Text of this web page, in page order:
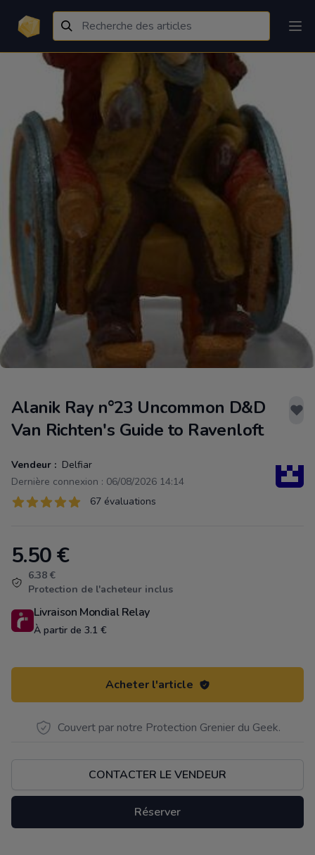
Alanik Ray n°23 Uncommon D&D
Van Richten's Guide to Ravenloft
Vendeur : Delfiar
Dernière connexion : 06/08/2026 14:14
Évaluations
67 sur 5 étoiles 67 évaluations
Product information
5.50€
6.38 €
Protection de l'acheteur inclus
Livraison Mondial Relay
À partir de 3.1 €
Acheter l'article
Couvert par notre Protection Grenier du Geek.
CONTACTER LE VENDEUR
Réserver